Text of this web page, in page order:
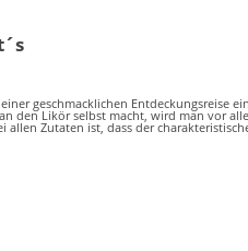
geschmacklichen
den Likör selbst macht, wird man vor
Zutaten ist, dass der